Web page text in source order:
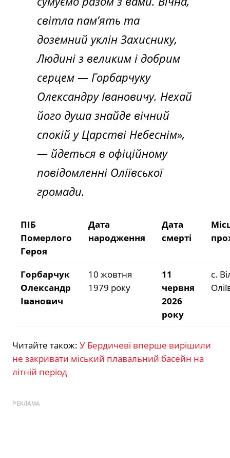
світла пам’ять та
доземний уклін Захиснику,
Людині з великим і добрим
серцем — Горбарчуку
Олександру Івановичу. Нехай
його душа знайде вічний
спокій у Царстві Небеснім»,
— йдеться в офіційному
повідомленні Оліївської
громади.
ПІБ
Померлого
Героя
Дата
народження
Дата
смерті
Горбарчук
Олександр
Іванович
10 жовтня
1979 року
11
червня
2026
року
с.
Читайте також: У Бердичеві вперше вирішили
не закривати міський плавальний басейн на
літній період
РЕКЛАМА